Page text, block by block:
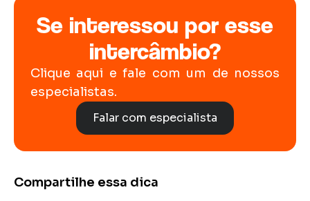
Se interessou por esse
intercâmbio?
Clique aqui e fale com um de nossos
especialistas.
Falar com especialista
Compartilhe essa dica